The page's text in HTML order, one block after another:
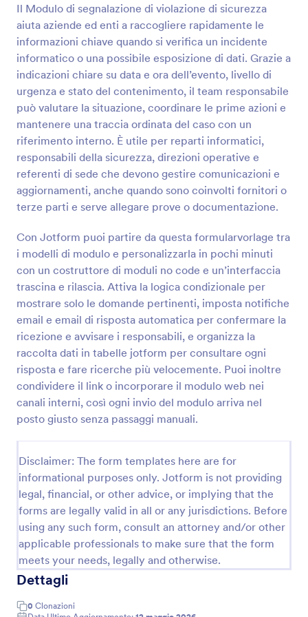
Il Modulo di segnalazione di violazione di sicurezza
aiuta aziende ed enti a raccogliere rapidamente le
informazioni chiave quando si verifica un incidente
informatico o una possibile esposizione di dati. Grazie a
indicazioni chiare su data e ora dell’evento, livello di
urgenza e stato del contenimento, il team responsabile
può valutare la situazione, coordinare le prime azioni e
mantenere una traccia ordinata del caso con un
riferimento interno. È utile per reparti informatici,
responsabili della sicurezza, direzioni operative e
referenti di sede che devono gestire comunicazioni e
aggiornamenti, anche quando sono coinvolti fornitori o
terze parti e serve allegare prove o documentazione.
Con Jotform puoi partire da questa formularvorlage tra
i modelli di modulo e personalizzarla in pochi minuti
con un costruttore di moduli no code e un’interfaccia
trascina e rilascia. Attiva la logica condizionale per
mostrare solo le domande pertinenti, imposta notifiche
email e email di risposta automatica per confermare la
ricezione e avvisare i responsabili, e organizza la
raccolta dati in tabelle jotform per consultare ogni
risposta e fare ricerche più velocemente. Puoi inoltre
condividere il link o incorporare il modulo web nei
canali interni, così ogni invio del modulo arriva nel
posto giusto senza passaggi manuali.
Disclaimer: The form templates here are for
informational purposes only. Jotform is not providing
legal, financial, or other advice, or implying that the
forms are legally valid in all or any jurisdictions. Before
using any such form, consult an attorney and/or other
applicable professionals to make sure that the form
meets your needs, legally and otherwise.
Dettagli
0 Clonazioni
utilizzarlo come modulo autonomo.
Anteprima
Raccogli e archivia le assegnazioni dei portatili
aziendali con il Modulo di accordo per la consegna
del computer portatile aziendale, ideale per uffici
informatici e amministrazione che gestiscono
consegne e responsabilità dei dispositivi.
Go to Category:
Moduli IT
Usa Template
Anteprima